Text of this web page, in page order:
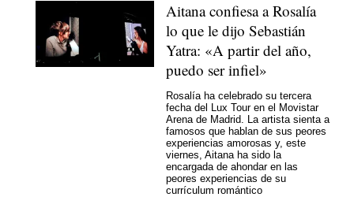
Aitana confiesa a Rosalía
lo que le dijo Sebastián
Yatra: «A partir del año,
puedo ser infiel»
Rosalía ha celebrado su tercera
fecha del Lux Tour en el Movistar
Arena de Madrid. La artista sienta a
famosos que hablan de sus peores
experiencias amorosas y, este
viernes, Aitana ha sido la
encargada de ahondar en las
peores experiencias de su
currículum romántico